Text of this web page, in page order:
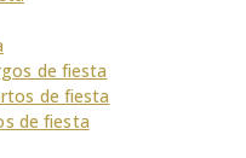
de fiesta
de fiesta
de fiesta